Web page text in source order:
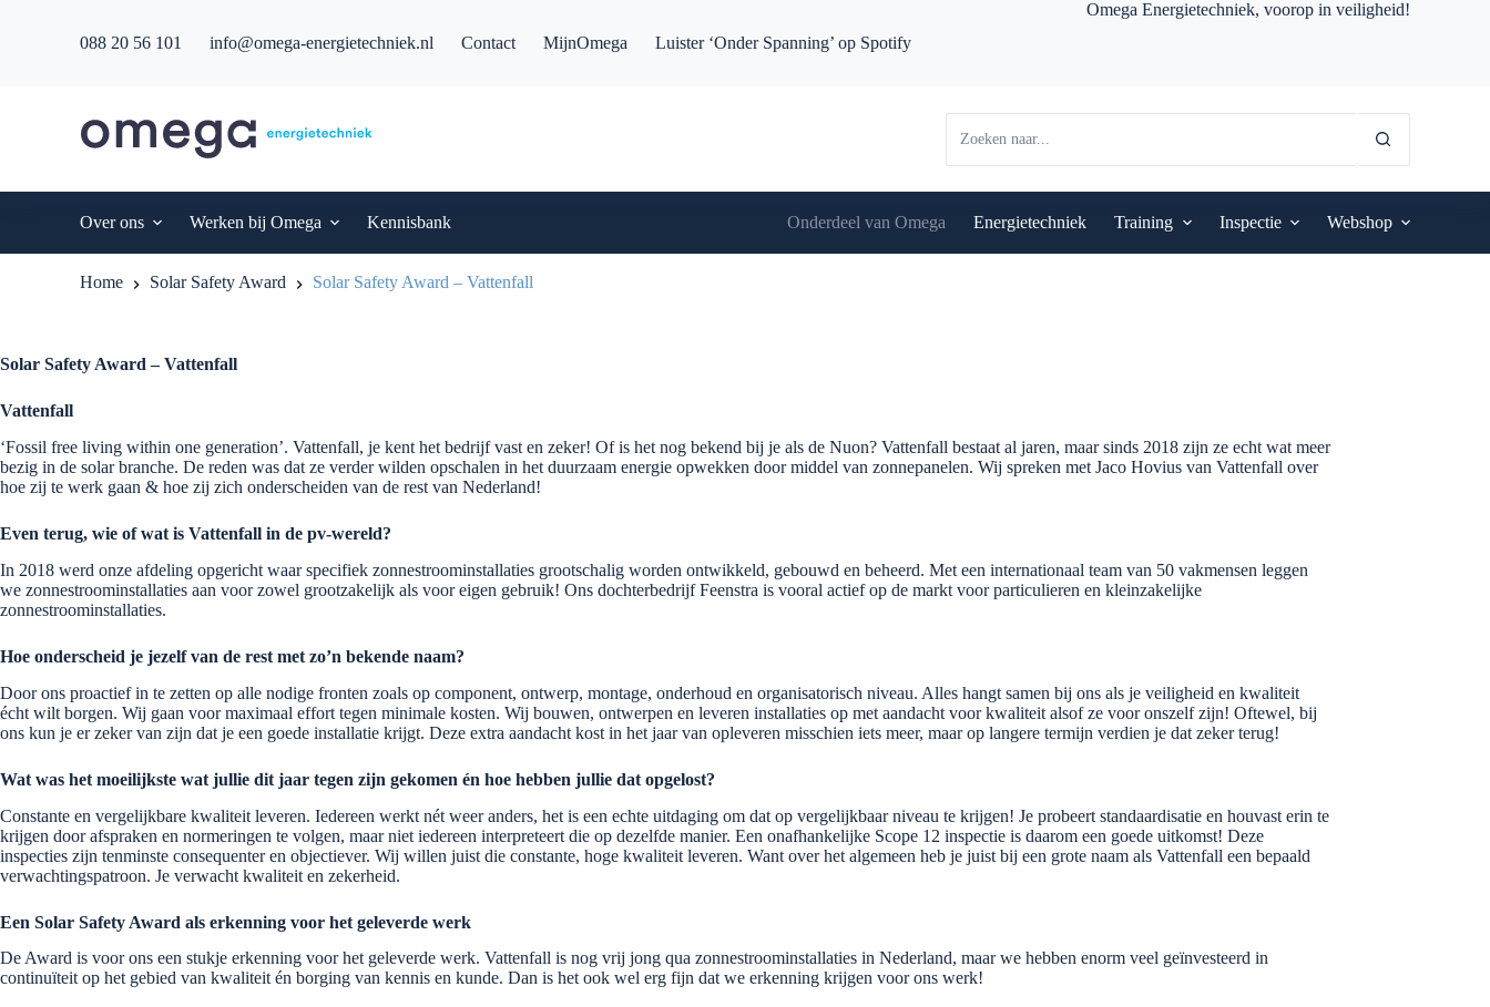
u
088 20 56 101 info@omega-energietechniek.nl Contact MijnOmega Luister ‘Onder Spanning’ op Spotify
Omega Energietechniek, voorop in veiligheid!
Over ons Werken bij Omega Kennisbank Onderdeel van Omega Energietechniek Training Inspectie Webshop
Home Solar Safety Award Solar Safety Award – Vattenfall
Solar Safety Award – Vattenfall
Vattenfall
‘Fossil free living within one generation’. Vattenfall, je kent het bedrijf vast en zeker! Of is het nog bekend bij je als de Nuon? Vattenfall bestaat al jaren, maar sinds 2018 zijn ze echt wat meer
bezig in de solar branche. De reden was dat ze verder wilden opschalen in het duurzaam energie opwekken door middel van zonnepanelen. Wij spreken met Jaco Hovius van Vattenfall over
hoe zij te werk gaan & hoe zij zich onderscheiden van de rest van Nederland!
Even terug, wie of wat is Vattenfall in de pv-wereld?
In 2018 werd onze afdeling opgericht waar specifiek zonnestroominstallaties grootschalig worden ontwikkeld, gebouwd en beheerd. Met een internationaal team van 50 vakmensen leggen
we zonnestroominstallaties aan voor zowel grootzakelijk als voor eigen gebruik! Ons dochterbedrijf Feenstra is vooral actief op de markt voor particulieren en kleinzakelijke
zonnestroominstallaties.
Hoe onderscheid je jezelf van de rest met zo’n bekende naam?
Door ons proactief in te zetten op alle nodige fronten zoals op component, ontwerp, montage, onderhoud en organisatorisch niveau. Alles hangt samen bij ons als je veiligheid en kwaliteit
écht wilt borgen. Wij gaan voor maximaal effort tegen minimale kosten. Wij bouwen, ontwerpen en leveren installaties op met aandacht voor kwaliteit alsof ze voor onszelf zijn! Oftewel, bij
ons kun je er zeker van zijn dat je een goede installatie krijgt. Deze extra aandacht kost in het jaar van opleveren misschien iets meer, maar op langere termijn verdien je dat zeker terug!
Wat was het moeilijkste wat jullie dit jaar tegen zijn gekomen én hoe hebben jullie dat opgelost?
Constante en vergelijkbare kwaliteit leveren. Iedereen werkt nét weer anders, het is een echte uitdaging om dat op vergelijkbaar niveau te krijgen! Je probeert standaardisatie en houvast erin te
krijgen door afspraken en normeringen te volgen, maar niet iedereen interpreteert die op dezelfde manier. Een onafhankelijke Scope 12 inspectie is daarom een goede uitkomst! Deze
inspecties zijn tenminste consequenter en objectiever. Wij willen juist die constante, hoge kwaliteit leveren. Want over het algemeen heb je juist bij een grote naam als Vattenfall een bepaald
verwachtingspatroon. Je verwacht kwaliteit en zekerheid.
Een Solar Safety Award als erkenning voor het geleverde werk
De Award is voor ons een stukje erkenning voor het geleverde werk. Vattenfall is nog vrij jong qua zonnestroominstallaties in Nederland, maar we hebben enorm veel geïnvesteerd in
continuïteit op het gebied van kwaliteit én borging van kennis en kunde. Dan is het ook wel erg fijn dat we erkenning krijgen voor ons werk!